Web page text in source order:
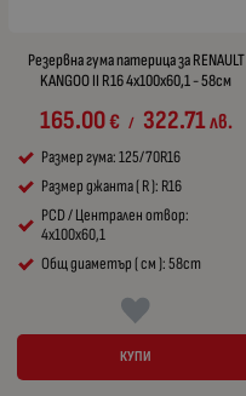
Резервна гума патерица за RENAULT
KANGOO II R16 4x100x60,1 - 58см
165.00€ / 322.71лв.
Размер гума: 125/70R16
Размер джанта ( R ): R16
PCD / Централен отвор:
4x100x60,1
Общ диаметър ( см ): 58cm
КУПИ